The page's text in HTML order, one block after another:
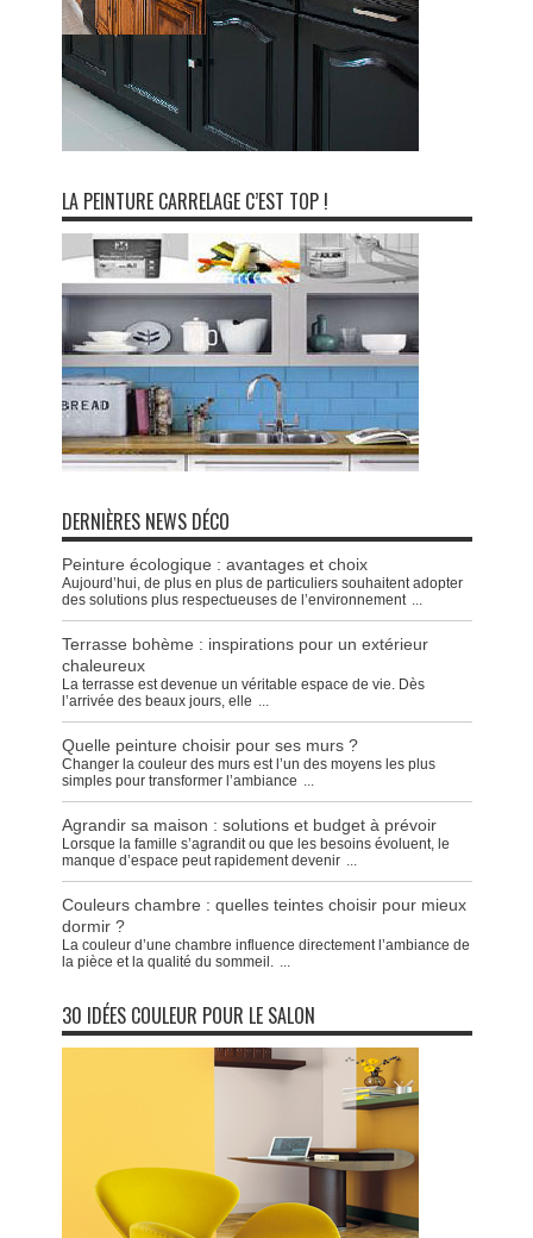
LA PEINTURE CARRELAGE C’EST TOP !
DERNIÈRES NEWS DÉCO
Peinture écologique : avantages et choix
Aujourd’hui, de plus en plus de particuliers souhaitent adopter
des solutions plus respectueuses de l’environnement ...
Terrasse bohème : inspirations pour un extérieur
chaleureux
La terrasse est devenue un véritable espace de vie. Dès
l’arrivée des beaux jours, elle ...
Quelle peinture choisir pour ses murs ?
Changer la couleur des murs est l’un des moyens les plus
simples pour transformer l’ambiance ...
Agrandir sa maison : solutions et budget à prévoir
Lorsque la famille s’agrandit ou que les besoins évoluent, le
manque d’espace peut rapidement devenir ...
Couleurs chambre : quelles teintes choisir pour mieux
dormir ?
La couleur d’une chambre influence directement l’ambiance de
la pièce et la qualité du sommeil. ...
30 IDÉES COULEUR POUR LE SALON